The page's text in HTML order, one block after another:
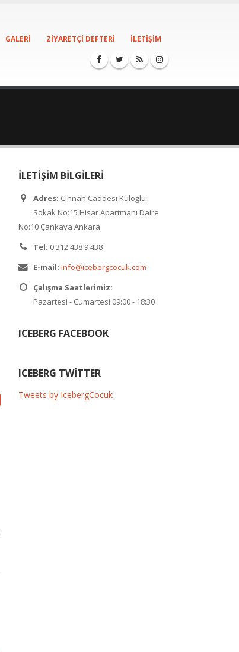
GALERI ZIYARETÇI DEFTERI İLETIŞIM
İLETIŞIM BILGILERI
Adres: Cinnah Caddesi Kuloğlu
Sokak No:15 Hisar Apartmanı Daire
No:10 Çankaya Ankara
Tel: 0 312 438 9 438
E-mail: info@icebergcocuk.com
Çalışma Saatlerimiz:
Pazartesi - Cumartesi 09:00 - 18:30
ICEBERG FACEBOOK
ICEBERG TWITTER
Tweets by IcebergCocuk